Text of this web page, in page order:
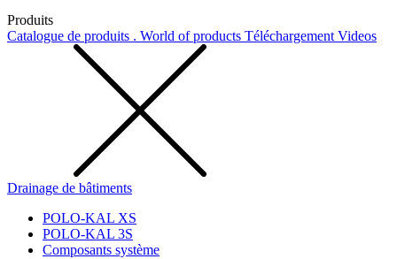
Produits
Catalogue de produits . World of products Téléchargement Videos
Drainage de bâtiments
POLO-KAL XS
POLO-KAL 3S
Composants système